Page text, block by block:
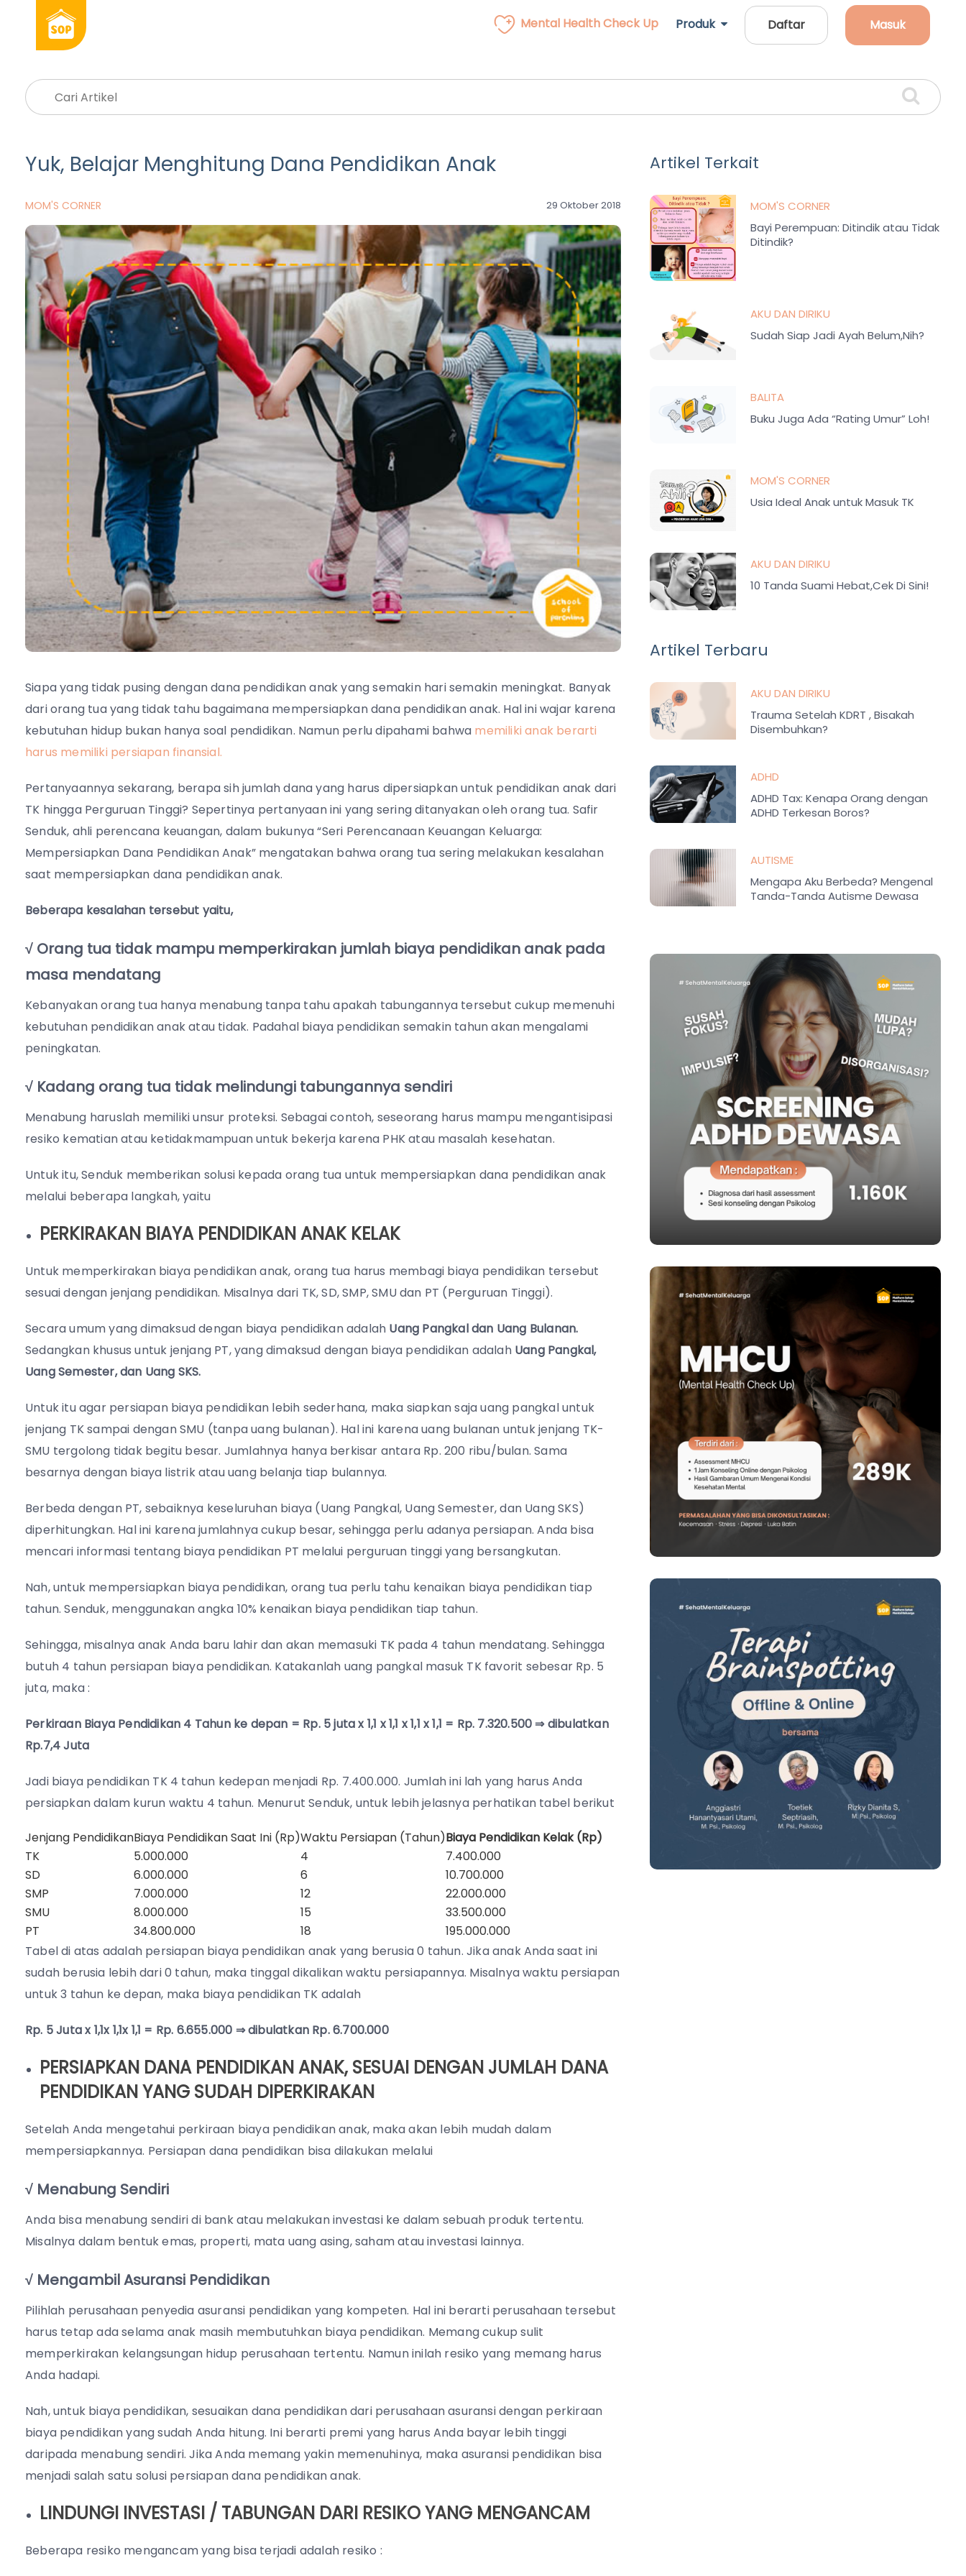
Mental Health Check Up Produk Daftar Masuk
Yuk, Belajar Menghitung Dana Pendidikan Anak
MOM'S CORNER 29 Oktober 2018
Siapa yang tidak pusing dengan dana pendidikan anak yang semakin hari semakin meningkat. Banyak
dari orang tua yang tidak tahu bagaimana mempersiapkan dana pendidikan anak. Hal ini wajar karena
kebutuhan hidup bukan hanya soal pendidikan. Namun perlu dipahami bahwa memiliki anak berarti
harus memiliki persiapan finansial.
Pertanyaannya sekarang, berapa sih jumlah dana yang harus dipersiapkan untuk pendidikan anak dari
TK hingga Perguruan Tinggi? Sepertinya pertanyaan ini yang sering ditanyakan oleh orang tua. Safir
Senduk, ahli perencana keuangan, dalam bukunya “Seri Perencanaan Keuangan Keluarga:
Mempersiapkan Dana Pendidikan Anak” mengatakan bahwa orang tua sering melakukan kesalahan
saat mempersiapkan dana pendidikan anak.
Beberapa kesalahan tersebut yaitu,
√ Orang tua tidak mampu memperkirakan jumlah biaya pendidikan anak pada
masa mendatang
Kebanyakan orang tua hanya menabung tanpa tahu apakah tabungannya tersebut cukup memenuhi
kebutuhan pendidikan anak atau tidak. Padahal biaya pendidikan semakin tahun akan mengalami
peningkatan.
√ Kadang orang tua tidak melindungi tabungannya sendiri
Menabung haruslah memiliki unsur proteksi. Sebagai contoh, seseorang harus mampu mengantisipasi
resiko kematian atau ketidakmampuan untuk bekerja karena PHK atau masalah kesehatan.
Untuk itu, Senduk memberikan solusi kepada orang tua untuk mempersiapkan dana pendidikan anak
melalui beberapa langkah, yaitu
PERKIRAKAN BIAYA PENDIDIKAN ANAK KELAK
Untuk memperkirakan biaya pendidikan anak, orang tua harus membagi biaya pendidikan tersebut
sesuai dengan jenjang pendidikan. Misalnya dari TK, SD, SMP, SMU dan PT (Perguruan Tinggi).
Secara umum yang dimaksud dengan biaya pendidikan adalah Uang Pangkal dan Uang Bulanan.
Sedangkan khusus untuk jenjang PT, yang dimaksud dengan biaya pendidikan adalah Uang Pangkal,
Uang Semester, dan Uang SKS.
Untuk itu agar persiapan biaya pendidikan lebih sederhana, maka siapkan saja uang pangkal untuk
jenjang TK sampai dengan SMU (tanpa uang bulanan). Hal ini karena uang bulanan untuk jenjang TK-
SMU tergolong tidak begitu besar. Jumlahnya hanya berkisar antara Rp. 200 ribu/bulan. Sama
besarnya dengan biaya listrik atau uang belanja tiap bulannya.
Berbeda dengan PT, sebaiknya keseluruhan biaya (Uang Pangkal, Uang Semester, dan Uang SKS)
diperhitungkan. Hal ini karena jumlahnya cukup besar, sehingga perlu adanya persiapan. Anda bisa
mencari informasi tentang biaya pendidikan PT melalui perguruan tinggi yang bersangkutan.
Nah, untuk mempersiapkan biaya pendidikan, orang tua perlu tahu kenaikan biaya pendidikan tiap
tahun. Senduk, menggunakan angka 10% kenaikan biaya pendidikan tiap tahun.
Sehingga, misalnya anak Anda baru lahir dan akan memasuki TK pada 4 tahun mendatang. Sehingga
butuh 4 tahun persiapan biaya pendidikan. Katakanlah uang pangkal masuk TK favorit sebesar Rp. 5
juta, maka :
Perkiraan Biaya Pendidikan 4 Tahun ke depan = Rp. 5 juta x 1,1 x 1,1 x 1,1 x 1,1 = Rp. 7.320.500 ⇒ dibulatkan
Rp.7,4 Juta
Jadi biaya pendidikan TK 4 tahun kedepan menjadi Rp. 7.400.000. Jumlah ini lah yang harus Anda
persiapkan dalam kurun waktu 4 tahun. Menurut Senduk, untuk lebih jelasnya perhatikan tabel berikut
Jenjang PendidikanBiaya Pendidikan Saat Ini (Rp)Waktu Persiapan (Tahun)Biaya Pendidikan Kelak (Rp)
TK
5.000.000 4
7.400.000
SD
6.000.000 6
10.700.000
SMP
7.000.000 12
22.000.000
SMU
8.000.000 15
33.500.000
PT
34.800.000 18
195.000.000
Tabel di atas adalah persiapan biaya pendidikan anak yang berusia 0 tahun. Jika anak Anda saat ini
sudah berusia lebih dari 0 tahun, maka tinggal dikalikan waktu persiapannya. Misalnya waktu persiapan
untuk 3 tahun ke depan, maka biaya pendidikan TK adalah
Rp. 5 Juta x 1,1x 1,1x 1,1 = Rp. 6.655.000 ⇒ dibulatkan Rp. 6.700.000
PERSIAPKAN DANA PENDIDIKAN ANAK, SESUAI DENGAN JUMLAH DANA
PENDIDIKAN YANG SUDAH DIPERKIRAKAN
Setelah Anda mengetahui perkiraan biaya pendidikan anak, maka akan lebih mudah dalam
mempersiapkannya. Persiapan dana pendidikan bisa dilakukan melalui
√ Menabung Sendiri
Anda bisa menabung sendiri di bank atau melakukan investasi ke dalam sebuah produk tertentu.
Misalnya dalam bentuk emas, properti, mata uang asing, saham atau investasi lainnya.
√ Mengambil Asuransi Pendidikan
Pilihlah perusahaan penyedia asuransi pendidikan yang kompeten. Hal ini berarti perusahaan tersebut
harus tetap ada selama anak masih membutuhkan biaya pendidikan. Memang cukup sulit
memperkirakan kelangsungan hidup perusahaan tertentu. Namun inilah resiko yang memang harus
Anda hadapi.
Nah, untuk biaya pendidikan, sesuaikan dana pendidikan dari perusahaan asuransi dengan perkiraan
biaya pendidikan yang sudah Anda hitung. Ini berarti premi yang harus Anda bayar lebih tinggi
daripada menabung sendiri. Jika Anda memang yakin memenuhinya, maka asuransi pendidikan bisa
menjadi salah satu solusi persiapan dana pendidikan anak.
LINDUNGI INVESTASI / TABUNGAN DARI RESIKO YANG MENGANCAM
Beberapa resiko mengancam yang bisa terjadi adalah resiko :
Artikel Terkait
MOM'S CORNER
Bayi Perempuan: Ditindik atau Tidak
Ditindik?
AKU DAN DIRIKU
Sudah Siap Jadi Ayah Belum,Nih?
BALITA
Buku Juga Ada “Rating Umur” Loh!
MOM'S CORNER
Usia Ideal Anak untuk Masuk TK
AKU DAN DIRIKU
10 Tanda Suami Hebat,Cek Di Sini!
Artikel Terbaru
AKU DAN DIRIKU
Trauma Setelah KDRT , Bisakah
Disembuhkan?
ADHD
ADHD Tax: Kenapa Orang dengan
ADHD Terkesan Boros?
AUTISME
Mengapa Aku Berbeda? Mengenal
Tanda-Tanda Autisme Dewasa